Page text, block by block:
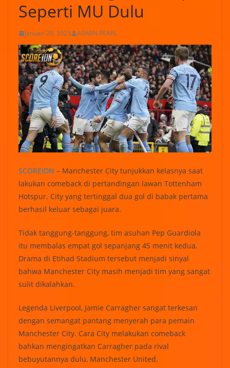
Seperti MU Dulu
Januari 20, 2023 ADMIN PEARL
SCOREIDN – Manchester City tunjukkan kelasnya saat
lakukan comeback di pertandingan lawan Tottenham
Hotspur. City yang tertinggal dua gol di babak pertama
berhasil keluar sebagai juara.
Tidak tanggung-tanggung, tim asuhan Pep Guardiola
itu membalas empat gol sepanjang 45 menit kedua.
Drama di Etihad Stadium tersebut menjadi sinyal
bahwa Manchester City masih menjadi tim yang sangat
sulit dikalahkan.
Legenda Liverpool, Jamie Carragher sangat terkesan
dengan semangat pantang menyerah para pemain
Manchester City. Cara City melakukan comeback
bahkan mengingatkan Carragher pada rival
bebuyutannya dulu, Manchester United.